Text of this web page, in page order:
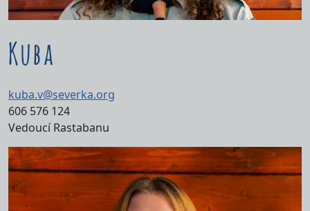
Kuba
kuba.v@severka.org
606 576 124
Vedoucí Rastabanu